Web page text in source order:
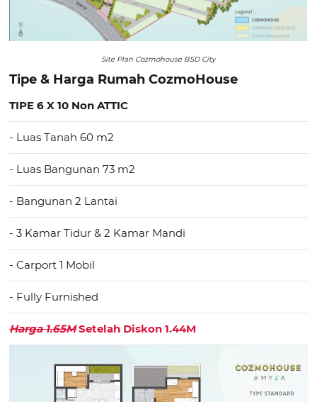
Site Plan Cozmohouse BSD City
Tipe & Harga Rumah CozmoHouse
TIPE 6 X 10 Non ATTIC
- Luas Tanah 60 m2
- Luas Bangunan 73 m2
- Bangunan 2 Lantai
- 3 Kamar Tidur & 2 Kamar Mandi
- Carport 1 Mobil
- Fully Furnished
Harga 1.65MSetelah Diskon 1.44M